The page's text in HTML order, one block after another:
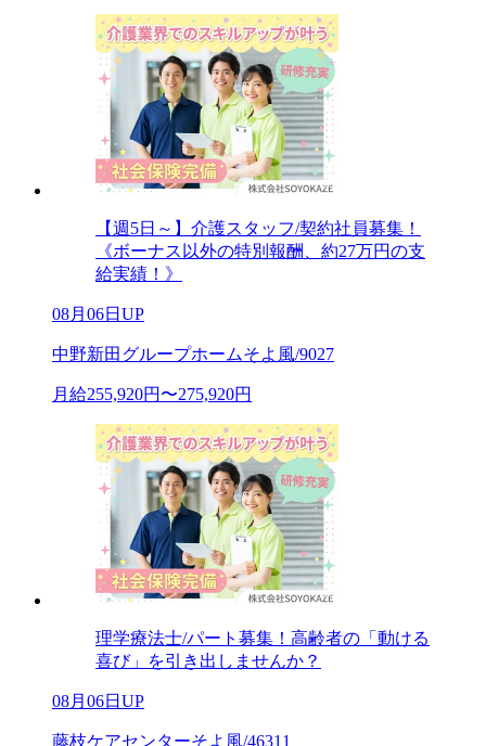
【週5日～】介護スタッフ/契約社員募集！
《ボーナス以外の特別報酬、約27万円の支
給実績！》
08月06日UP
中野新田グループホームそよ風/9027
月給255,920円〜275,920円
理学療法士/パート募集！高齢者の「動ける
喜び」を引き出しませんか？
08月06日UP
藤枝ケアセンターそよ風/46311